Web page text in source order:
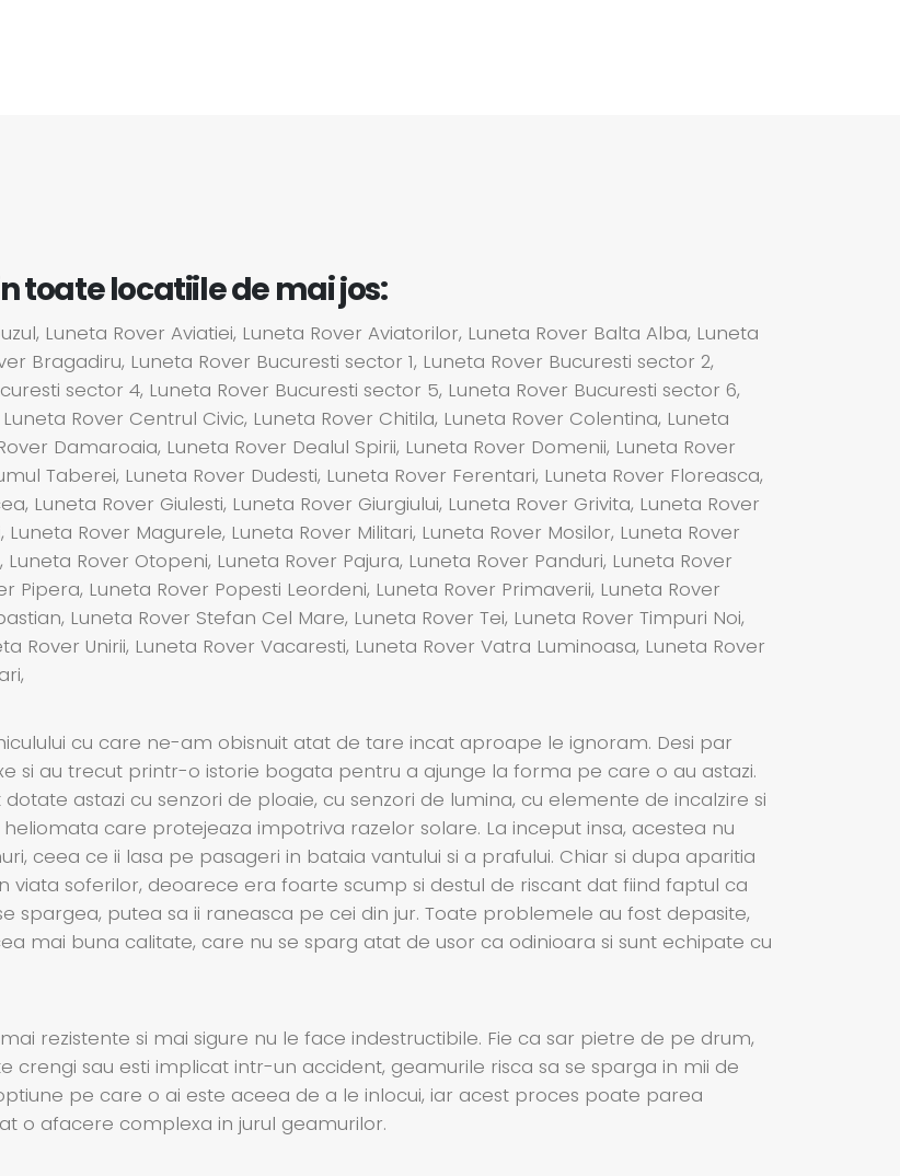
toate locatiile de mai jos:
Luneta Rover Aviatiei, Luneta Rover Aviatorilor, Luneta Rover Balta Alba, Luneta
Bragadiru, Luneta Rover Bucuresti sector 1, Luneta Rover Bucuresti sector 2,
sector 4, Luneta Rover Bucuresti sector 5, Luneta Rover Bucuresti sector 6,
Rover Centrul Civic, Luneta Rover Chitila, Luneta Rover Colentina, Luneta
Damaroaia, Luneta Rover Dealul Spirii, Luneta Rover Domenii, Luneta Rover
Taberei, Luneta Rover Dudesti, Luneta Rover Ferentari, Luneta Rover Floreasca,
Luneta Rover Giulesti, Luneta Rover Giurgiului, Luneta Rover Grivita, Luneta Rover
Rover Magurele, Luneta Rover Militari, Luneta Rover Mosilor, Luneta Rover
Rover Otopeni, Luneta Rover Pajura, Luneta Rover Panduri, Luneta Rover
Pipera, Luneta Rover Popesti Leordeni, Luneta Rover Primaverii, Luneta Rover
Luneta Rover Stefan Cel Mare, Luneta Rover Tei, Luneta Rover Timpuri Noi,
Rover Unirii, Luneta Rover Vacaresti, Luneta Rover Vatra Luminoasa, Luneta Rover
cu care ne-am obisnuit atat de tare incat aproape le ignoram. Desi par
si au trecut printr-o istorie bogata pentru a ajunge la forma pe care o au astazi.
astazi cu senzori de ploaie, cu senzori de lumina, cu elemente de incalzire si
care protejeaza impotriva razelor solare. La inceput insa, acestea nu
ceea ce ii lasa pe pasageri in bataia vantului si a prafului. Chiar si dupa aparitia
viata soferilor, deoarece era foarte scump si destul de riscant dat fiind faptul ca
spargea, putea sa ii raneasca pe cei din jur. Toate problemele au fost depasite,
mai buna calitate, care nu se sparg atat de usor ca odinioara si sunt echipate cu
rezistente si mai sigure nu le face indestructibile. Fie ca sar pietre de pe drum,
sau esti implicat intr-un accident, geamurile risca sa se sparga in mii de
pe care o ai este aceea de a le inlocui, iar acest proces poate parea
o afacere complexa in jurul geamurilor.